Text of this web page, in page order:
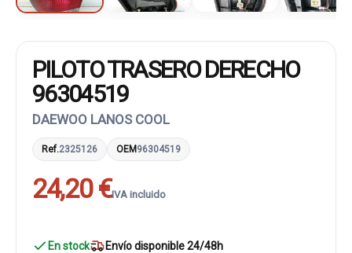
PILOTO TRASERO DERECHO
96304519
DAEWOO LANOS COOL
Ref.2325126 OEM96304519
24,20 €IVA incluido
En stock Envío disponible 24/48h